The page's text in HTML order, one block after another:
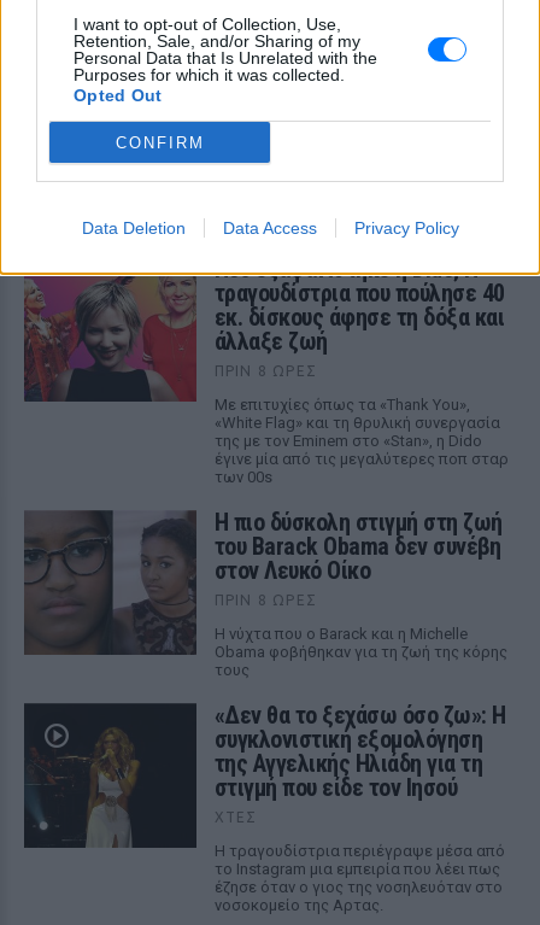
I want to opt-out of Collection, Use,
Retention, Sale, and/or Sharing of my
Personal Data that Is Unrelated with the
Purposes for which it was collected.
Opted Out
CONFIRM
Data Deletion Data Access Privacy Policy
ΔΕΙΤΕ ΕΠΙΣΗΣ
ΣΤΗΝ ΙΔΙΑ ΚΑΤΗΓΟΡΙΑ
Πού εξαφανίστηκε η Dido; Η
τραγουδίστρια που πούλησε 40
εκ. δίσκους άφησε τη δόξα και
άλλαξε ζωή
ΠΡΙΝ 8 ΏΡΕΣ
Με επιτυχίες όπως τα «Thank You»,
«White Flag» και τη θρυλική συνεργασία
της με τον Eminem στο «Stan», η Dido
έγινε μία από τις μεγαλύτερες ποπ σταρ
των 00s
Η πιο δύσκολη στιγμή στη ζωή
του Barack Obama δεν συνέβη
στον Λευκό Οίκο
ΠΡΙΝ 8 ΏΡΕΣ
Η νύχτα που ο Barack και η Michelle
Obama φοβήθηκαν για τη ζωή της κόρης
τους
«Δεν θα το ξεχάσω όσο ζω»: Η
συγκλονιστική εξομολόγηση
της Αγγελικής Ηλιάδη για τη
στιγμή που είδε τον Ιησού
ΧΤΕΣ
Η τραγουδίστρια περιέγραψε μέσα από
το Instagram μια εμπειρία που λέει πως
έζησε όταν ο γιος της νοσηλευόταν στο
νοσοκομείο της Αρτας.